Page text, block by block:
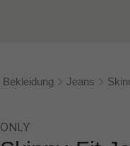
Bekleidung Jeans
ONLY